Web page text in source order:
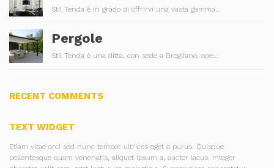
Stil Tenda è in grado di offrirvi una vasta gamma...
Pergole
Stil Tenda è una ditta, con sede a Brogliano, ope...
RECENT COMMENTS
TEXT WIDGET
Etiam vitae orci sed nunc tempor ultrices eget a purus. Quisque
pellentesque quam venenatis, aliquet ipsum a, auctor lacus. Integer